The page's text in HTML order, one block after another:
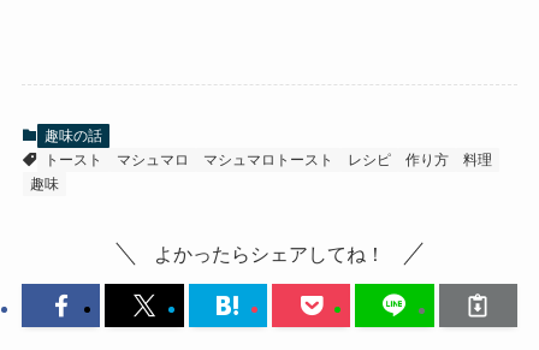
趣味の話
トースト
マシュマロ マシュマロトースト レシピ 作り方
料理
趣味
よかったらシェアしてね！